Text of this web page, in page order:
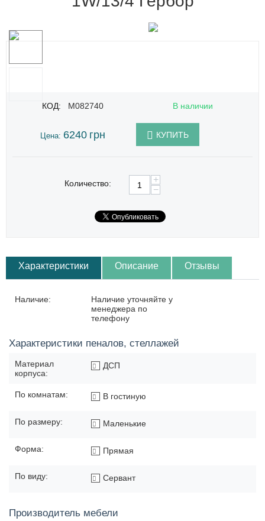
КОД: M082740 В наличии
Цена: 6240 грн КУПИТЬ
Количество:
+
−
Характеристики Описание Отзывы
Наличие:
Наличие уточняйте у
менеджера по
телефону
Характеристики пеналов, стеллажей
Материал
корпуса:
ДСП
По комнатам: В гостиную
По размеру: Маленькие
Форма: Прямая
По виду: Сервант
Производитель мебели